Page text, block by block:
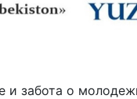
и забота о